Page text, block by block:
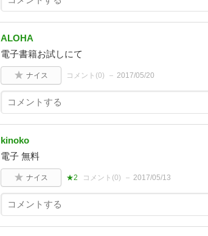
ALOHA
電子書籍お試しにて
ナイス コメント(0) 2017/05/20
kinoko
電子 無料
ナイス ★2 コメント(0) 2017/05/13